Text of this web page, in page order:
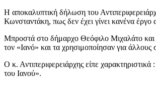
Η αποκαλυπτική δήλωση του
Κωνσταντάκη, πως δεν έχει γίνει κανένα
Μπροστά στο δήμαρχο Θεόφιλο Μιχαλάτο και
τον «Ιανό» και τα χρησιμοποίησαν για άλλους
Ο κ. Αντιπεριφερειάρχης είπε
του Ιανού».